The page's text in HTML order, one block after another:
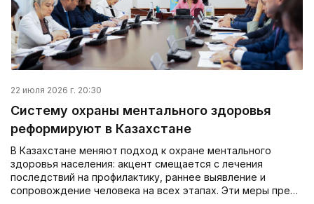
22 июля 2026 г. 20:30
Систему охраны ментального здоровья
реформируют в Казахстане
В Казахстане меняют подход к охране ментального
здоровья населения: акцент смещается с лечения
последствий на профилактику, раннее выявление и
сопровождение человека на всех этапах. Эти меры пре…